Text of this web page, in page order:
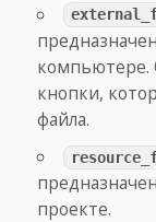
компьютере.
кнопки,
файла.
проекте.